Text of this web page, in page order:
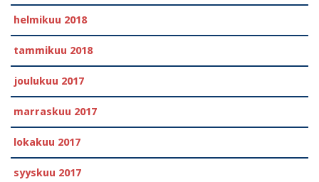
helmikuu 2018
tammikuu 2018
joulukuu 2017
marraskuu 2017
lokakuu 2017
syyskuu 2017